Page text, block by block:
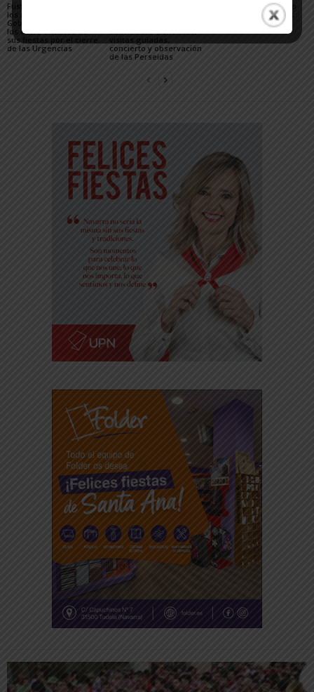
Fustiñana no invitará a
los miembros del
Gobierno de Navarra a
los actos oficiales de
sus fiestas por el cierre
de las Urgencias
actividades científicas,
visitas guiadas,
concierto y observación
de las Perseidas
Ablitas abre el verano
festivo con sus peras